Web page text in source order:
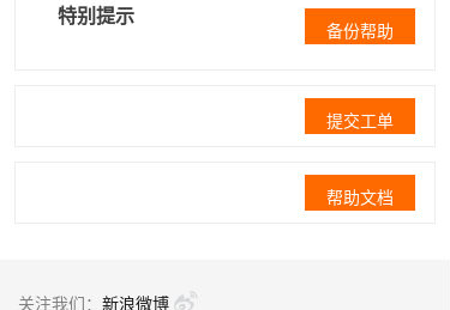
特别提示
备份帮助
提交工单
帮助文档